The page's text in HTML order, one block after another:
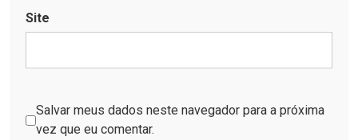
Site
Salvar meus dados neste navegador para a próxima
vez que eu comentar.